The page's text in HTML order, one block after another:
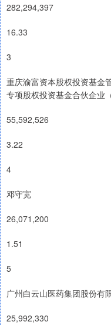
282,294,397
16.33
3
重庆渝富资本股权投资基金
专项股权投资基金合伙企业
55,592,526
3.22
4
邓守宽
26,071,200
1.51
5
广州白云山医药集团股份有
25,992,330